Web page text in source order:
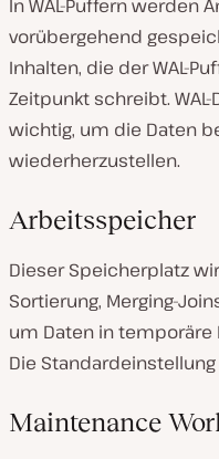
In WAL-Puffern werden
vorübergehend
Inhalten, die der WAL-
Zeitpunkt schreibt.
wichtig, um die Daten
wiederherzustellen.
Arbeitsspeicher
Dieser Speicherplatz
Sortierung, Merging-
um Daten in temporäre
Die
Maintenance